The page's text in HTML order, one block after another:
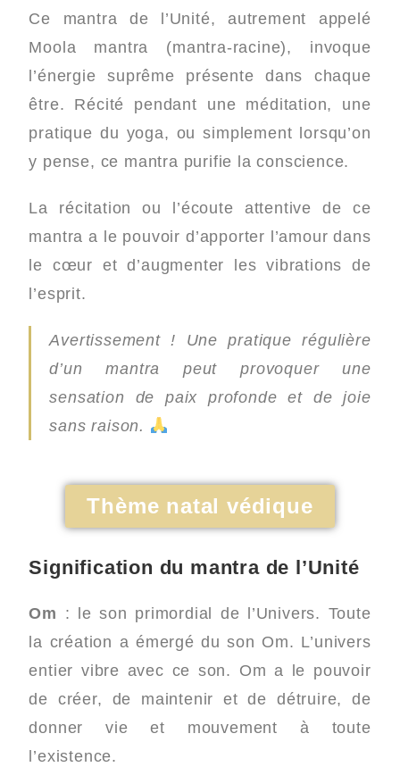
Ce mantra de l’Unité, autrement appelé
Moola mantra (mantra-racine), invoque
l’énergie suprême présente dans chaque
être. Récité pendant une méditation, une
pratique du yoga, ou simplement lorsqu’on
y pense, ce mantra purifie la conscience.
La récitation ou l’écoute attentive de ce
mantra a le pouvoir d’apporter l’amour dans
le cœur et d’augmenter les vibrations de
l’esprit.
Avertissement ! Une pratique régulière
d’un mantra peut provoquer une
sensation de paix profonde et de joie
sans raison.
Thème natal védique
Signification du mantra de l’Unité
Om : le son primordial de l’Univers. Toute
la création a émergé du son Om. L’univers
entier vibre avec ce son. Om a le pouvoir
de créer, de maintenir et de détruire, de
donner vie et mouvement à toute
l’existence.